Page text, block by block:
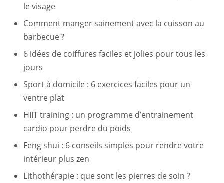
le visage
Comment manger sainement avec la cuisson au
barbecue ?
6 idées de coiffures faciles et jolies pour tous les
jours
Sport à domicile : 6 exercices faciles pour un
ventre plat
HIIT training : un programme d’entrainement
cardio pour perdre du poids
Feng shui : 6 conseils simples pour rendre votre
intérieur plus zen
Lithothérapie : que sont les pierres de soin ?